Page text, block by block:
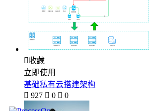
收藏
立即使用
基础私有云搭建架构
 927  0  0